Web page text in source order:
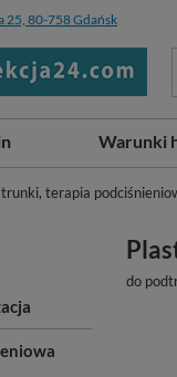
25, 80-758 Gdańsk
Warunki
terapia
do